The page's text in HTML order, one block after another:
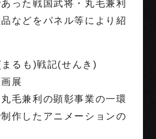
った戦国武将・丸毛兼利
などをパネル等により紹
るも)戦記(せんき)
展
兼利の顕彰事業の一環
作したアニメーションの